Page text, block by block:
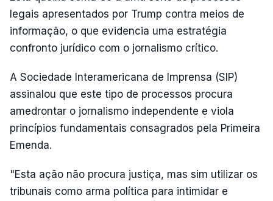
legais apresentados por Trump contra meios de
informação, o que evidencia uma estratégia
confronto jurídico com o jornalismo crítico.
A Sociedade Interamericana de Imprensa (SIP)
assinalou que este tipo de processos procura
amedrontar o jornalismo independente e viola
princípios fundamentais consagrados pela Primeira
Emenda.
"Esta ação não procura justiça, mas sim utilizar os
tribunais como arma política para intimidar e